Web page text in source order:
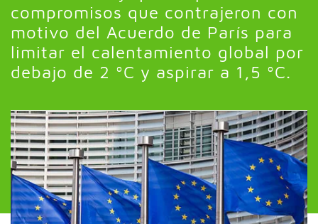
compromisos que contrajeron con
motivo del Acuerdo de París para
limitar el calentamiento global por
debajo de 2 ºC y aspirar a 1,5 ºC.